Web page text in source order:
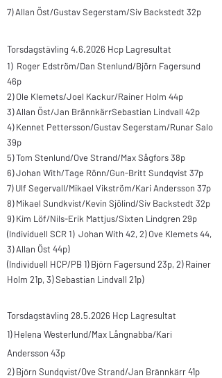
7) Allan Öst/Gustav Segerstam/Siv Backstedt 32p
Torsdagstävling 4.6.2026 Hcp Lagresultat
1) Roger Edström/Dan Stenlund/Björn Fagersund
46p
2) Ole Klemets/Joel Kackur/Rainer Holm 44p
3) Allan Öst/Jan BrännkärrSebastian Lindvall 42p
4) Kennet Pettersson/Gustav Segerstam/Runar Salo
39p
5) Tom Stenlund/Ove Strand/Max Sågfors 38p
6) Johan With/Tage Rönn/Gun-Britt Sundqvist 37p
7) Ulf Segervall/Mikael Vikström/Kari Andersson 37p
8) Mikael Sundkvist/Kevin Sjölind/Siv Backstedt 32p
9) Kim Löf/Nils-Erik Mattjus/Sixten Lindgren 29p
(Individuell SCR 1) Johan With 42, 2) Ove Klemets 44,
3) Allan Öst 44p)
(Individuell HCP/PB 1) Björn Fagersund 23p, 2) Rainer
Holm 21p, 3) Sebastian Lindvall 21p)
Torsdagstävling 28.5.2026 Hcp Lagresultat
1) Helena Westerlund/Max Långnabba/Kari
Andersson 43p
2) Björn Sundqvist/Ove Strand/Jan Brännkärr 41p